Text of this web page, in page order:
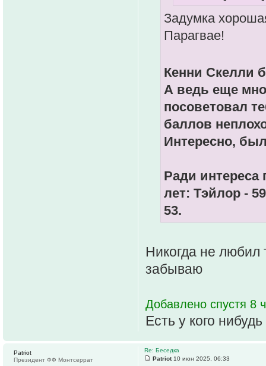
Задумка
Парагвае!
Кенни Скелли
А ведь еще
посоветовал
баллов
Интересно,
Ради интереса
лет: Тэйлор -
53.
Никогда не любил
забываю
Добавлено спустя 8
Есть у кого
Re: Беседка
Patriot10 июн 2025, 06:33
Patriot
Президент ФФ Монтсеррат